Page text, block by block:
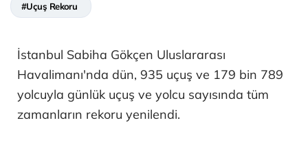
#Uçuş Rekoru
İstanbul Sabiha Gökçen Uluslararası
Havalimanı'nda dün, 935 uçuş ve 179 bin 789
yolcuyla günlük uçuş ve yolcu sayısında tüm
zamanların rekoru yenilendi.